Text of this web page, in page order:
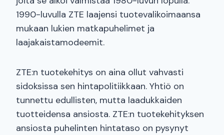
1990-luvulla ZTE laajensi tuotevalikoimaansa
mukaan lukien matkapuhelimet ja
laajakaistamodeemit.
ZTE:n tuotekehitys on aina ollut vahvasti
sidoksissa sen hintapolitiikkaan. Yhtiö on
tunnettu edullisten, mutta laadukkaiden
tuotteidensa ansiosta. ZTE:n tuotekehityksen
ansiosta puhelinten hintataso on pysynyt